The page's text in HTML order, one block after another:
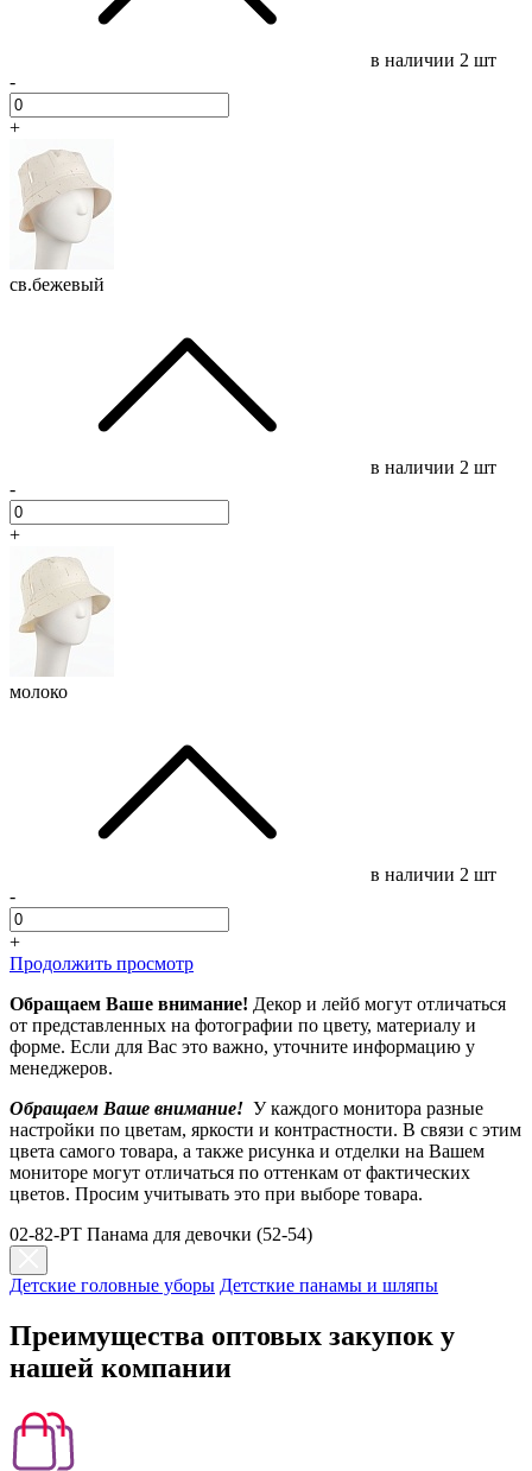
в наличии 2 шт
-
+
св.бежевый
в наличии 2 шт
-
+
молоко
в наличии 2 шт
-
+
Продолжить просмотр
Обращаем Ваше внимание! Декор и лейб могут отличаться
от представленных на фотографии по цвету, материалу и
форме. Если для Вас это важно, уточните информацию у
менеджеров.
Обращаем Ваше внимание! У каждого монитора разные
настройки по цветам, яркости и контрастности. В связи с этим
цвета самого товара, а также рисунка и отделки на Вашем
мониторе могут отличаться по оттенкам от фактических
цветов. Просим учитывать это при выборе товара.
02-82-PT Панама для девочки (52-54)
Детские головные уборы Детсткие панамы и шляпы
Преимущества оптовых закупок у
нашей компании